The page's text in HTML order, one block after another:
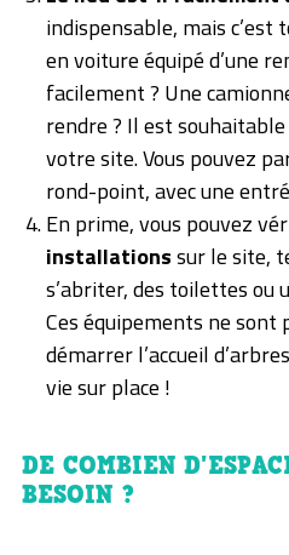
indispensable, mais c’est
en voiture équipé d’une
facilement ? Une
rendre ? Il est
votre site. Vous pouvez
rond-point, avec une
En prime, vous pouvez
installationssur le site,
s’abriter, des toilettes ou
Ces équipements ne
démarrer l’accueil
vie sur place !
DE COMBIEN
BESOIN ?